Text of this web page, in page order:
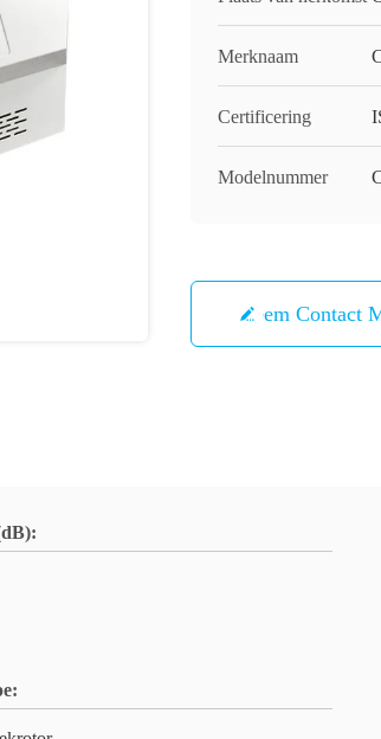
Merknaam
Certificering
Modelnummer
Neem Contact